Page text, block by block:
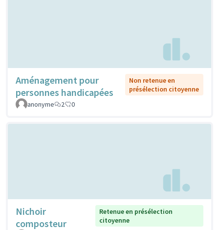
Aménagement pour
personnes handicapées
Non retenue en
présélection citoyenne
anonyme
2 0
Nichoir
composteur
Retenue en présélection
citoyenne